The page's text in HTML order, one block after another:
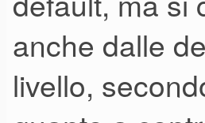
anche dalle
livello,